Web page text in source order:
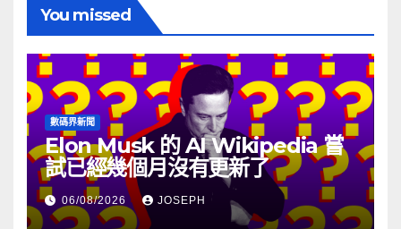
You missed
數碼界新聞
Elon Musk 的 AI Wikipedia 嘗
試已經幾個月沒有更新了
06/08/2026 JOSEPH